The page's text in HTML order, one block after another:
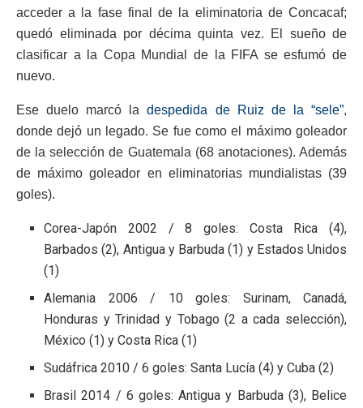
acceder a la fase final de la eliminatoria de Concacaf;
quedó eliminada por décima quinta vez. El sueño de
clasificar a la Copa Mundial de la FIFA se esfumó de
nuevo.
Ese duelo marcó ladespedida de Ruiz de la “sele”,
donde dejó un legado. Se fue como el máximo goleador
de la selección de Guatemala (68 anotaciones). Además
de máximo goleador en eliminatorias mundialistas (39
goles).
Corea-Japón 2002 / 8 goles: Costa Rica (4),
Barbados (2), Antigua y Barbuda (1) y Estados Unidos
(1)
Alemania 2006 / 10 goles: Surinam, Canadá,
Honduras y Trinidad y Tobago (2 a cada selección),
México (1) y Costa Rica (1)
Sudáfrica 2010 / 6 goles: Santa Lucía (4) y Cuba (2)
Brasil 2014 / 6 goles: Antigua y Barbuda (3), Belice